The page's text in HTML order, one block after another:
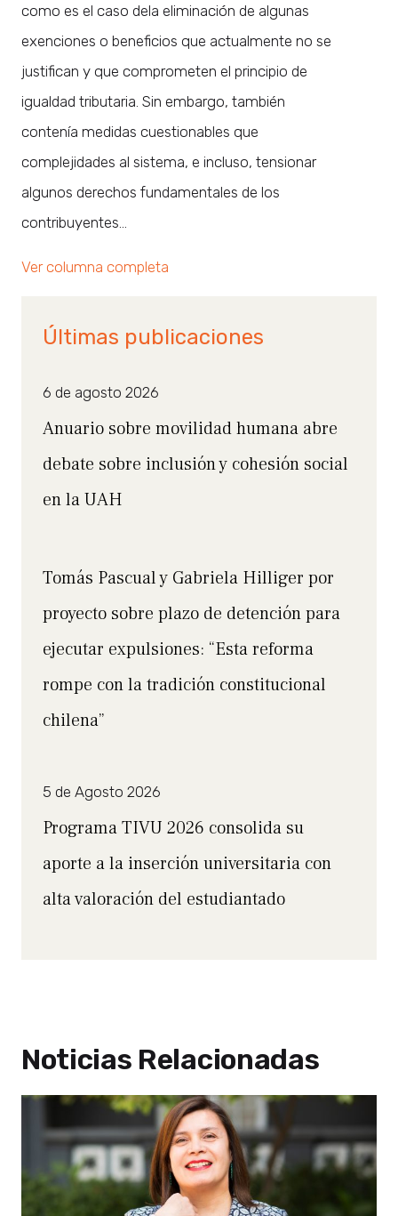
como es el caso dela eliminación de algunas
exenciones o beneficios que actualmente no se
justifican y que comprometen el principio de
igualdad tributaria. Sin embargo, también
contenía medidas cuestionables que
complejidades al sistema, e incluso, tensionar
algunos derechos fundamentales de los
contribuyentes…
Ver columna completa
Últimas publicaciones
6 de agosto 2026
Anuario sobre movilidad humana abre
debate sobre inclusión y cohesión social
en la UAH
Tomás Pascual y Gabriela Hilliger por
proyecto sobre plazo de detención para
ejecutar expulsiones: “Esta reforma
rompe con la tradición constitucional
chilena”
5 de Agosto 2026
Programa TIVU 2026 consolida su
aporte a la inserción universitaria con
alta valoración del estudiantado
Noticias Relacionadas